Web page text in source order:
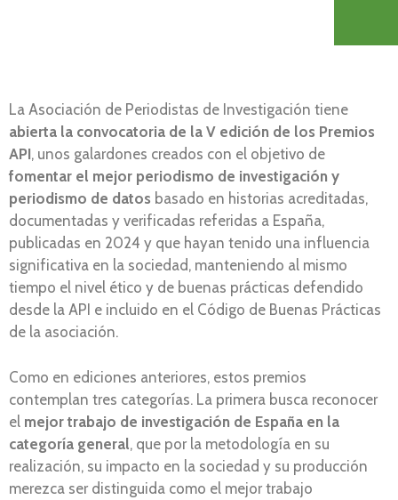
La Asociación de Periodistas de Investigación tiene
abierta la convocatoria de la V edición de los Premios
API, unos galardones creados con el objetivo de
fomentar el mejor periodismo de investigación y
periodismo de datos basado en historias acreditadas,
documentadas y verificadas referidas a España,
publicadas en 2024 y que hayan tenido una influencia
significativa en la sociedad, manteniendo al mismo
tiempo el nivel ético y de buenas prácticas defendido
desde la API e incluido en el Código de Buenas Prácticas
de la asociación.
Como en ediciones anteriores, estos premios
contemplan tres categorías. La primera busca reconocer
el mejor trabajo de investigación de España en la
categoría general, que por la metodología en su
realización, su impacto en la sociedad y su producción
merezca ser distinguida como el mejor trabajo